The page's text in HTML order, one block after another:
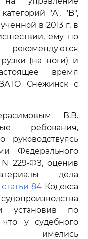
"A", "B",
в 2013 г. в
ему по
(на ноги) и
время
Снежинск с
В.В.
требования,
руководствуясь
Федерального
229-ФЗ, оценив
дела
статьи 84Кодекса
установив по
что у судебного
имелись